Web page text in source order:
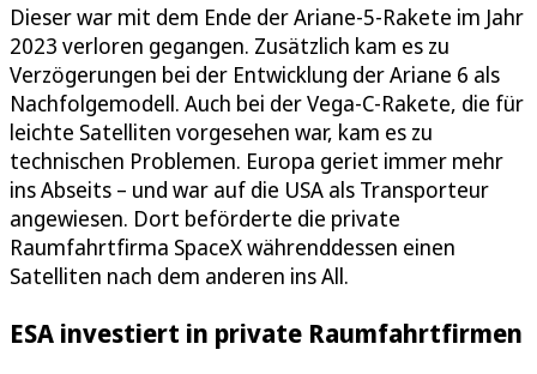
Dieser war mit dem Ende der Ariane-5-Rakete im Jahr
2023 verloren gegangen. Zusätzlich kam es zu
Verzögerungen bei der Entwicklung der Ariane 6 als
Nachfolgemodell. Auch bei der Vega-C-Rakete, die für
leichte Satelliten vorgesehen war, kam es zu
technischen Problemen. Europa geriet immer mehr
ins Abseits – und war auf die USA als Transporteur
angewiesen. Dort beförderte die private
Raumfahrtfirma SpaceX währenddessen einen
Satelliten nach dem anderen ins All.
ESA investiert in private Raumfahrtfirmen